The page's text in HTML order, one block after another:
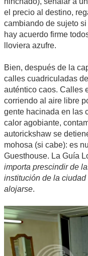
el precio al destino,
cambiando de sujeto
hay acuerdo firme
lloviera azufre.
Bien, después de la
calles cuadriculadas
auténtico caos. Calles
corriendo al aire libre
gente hacinada en las
calor agobiante,
autorickshaw se
mohosa (si cabe): es
Guesthouse. La Guía
importa prescindir de
institución de la
alojarse.